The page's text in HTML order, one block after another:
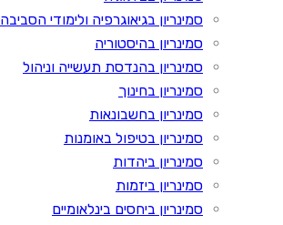
סמינריון בגיאוגרפיה ולימודי הסביבה
סמינריון בהיסטוריה
סמינריון בהנדסת תעשייה וניהול
סמינריון בחינוך
סמינריון בחשבונאות
סמינריון בטיפול באומנות
סמינריון ביהדות
סמינריון ביזמות
סמינריון ביחסים בינלאומיים